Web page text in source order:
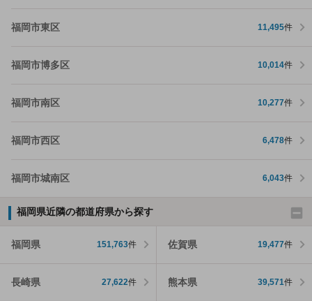
福岡市東区 11,495件
福岡市博多区 10,014件
福岡市南区 10,277件
福岡市西区 6,478件
福岡市城南区 6,043件
福岡県近隣の都道府県から探す
福岡県 151,763件 佐賀県 19,477件
長崎県 27,622件 熊本県 39,571件